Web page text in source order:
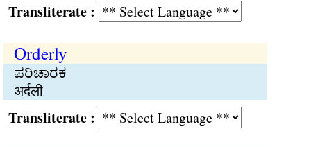
:
Orderly
ಪರಿಚಾರಕ
अर्दली
: